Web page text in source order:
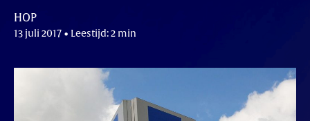
HOP
13 juli 2017 • Leestijd: 2 min